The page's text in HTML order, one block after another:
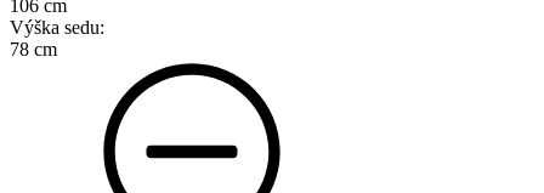
106 cm
Výška sedu:
78 cm